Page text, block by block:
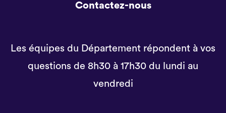
Contactez-nous
Les équipes du Département répondent à vos
questions de 8h30 à 17h30 du lundi au
vendredi